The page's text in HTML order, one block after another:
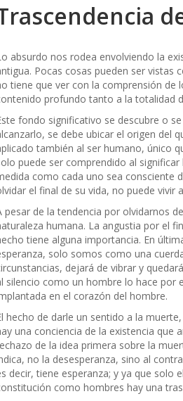
absurdo nos rodea envolviendo la
Pocas cosas pueden ser vistas
tiene que ver con la comprensión de
profundo tanto a la totalidad
fondo significativo se descubre o
se debe ubicar el origen del
también al ser humano, único
puede ser comprendido al
como cada uno sea consciente
el final de su vida, no puede
pesar de la tendencia por olvidarnos
humana. La angustia por el
tiene alguna importancia. En
solo somos como una
dejará de vibrar y
silencio como un hombre lo hace por
en el corazón del hombre.
hecho de darle un sentido a la
una conciencia de la existencia que
de la idea primera sobre la
no la desesperanza, sino al
decir, tiene esperanza; y ya que solo
como hombres hay una